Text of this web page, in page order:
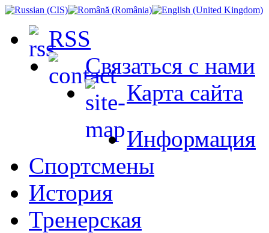
RSS
Связаться с нами
Карта сайта
Информация
Спортсмены
История
Тренерская